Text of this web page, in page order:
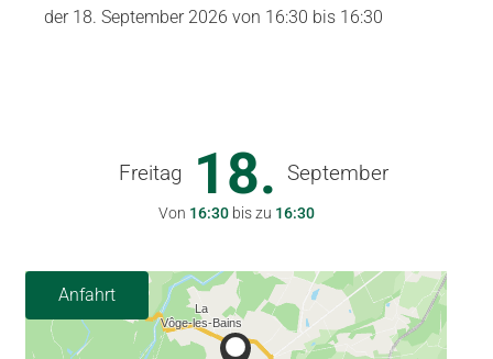
der 18. September 2026 von 16:30 bis 16:30
Freitag 18. September
Von 16:30 bis zu 16:30
Anfahrt